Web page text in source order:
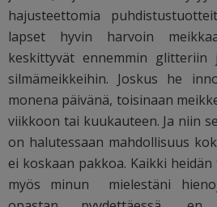
hajusteettomia
lapset hyvin harvoin
keskittyvät ennemmin glitteriin
silmämeikkeihin. Joskus he
monena päivänä, toisinaan
viikkoon tai kuukauteen. Ja niin
on halutessaan mahdollisuus
ei koskaan pakkoa. Kaikki
myös minun mielestäni